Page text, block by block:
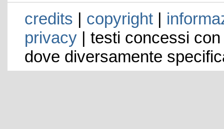
credits | copyright|
privacy| testi concessi
dove diversamente